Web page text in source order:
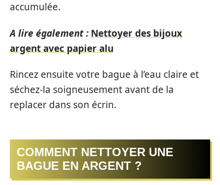
accumulée.
A lire également : Nettoyer des bijoux
argent avec papier alu
Rincez ensuite votre bague à l’eau claire et
séchez-la soigneusement avant de la
replacer dans son écrin.
COMMENT NETTOYER UNE
BAGUE EN ARGENT ?